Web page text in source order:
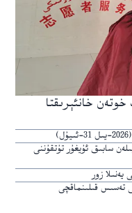
خانئېرىقتا
سابىق ئۇيغۇر تۇتقۇننى
زور
تەسىس قىلىنماقچى